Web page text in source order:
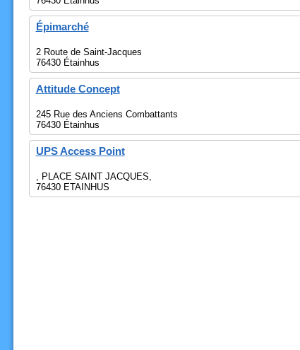
Épimarché
2 Route de Saint-Jacques
76430 Étainhus
Attitude Concept
245 Rue des Anciens Combattants
76430 Étainhus
UPS Access Point
, PLACE SAINT JACQUES,
76430 ETAINHUS